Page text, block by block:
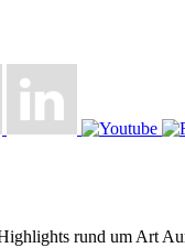
rund um Art